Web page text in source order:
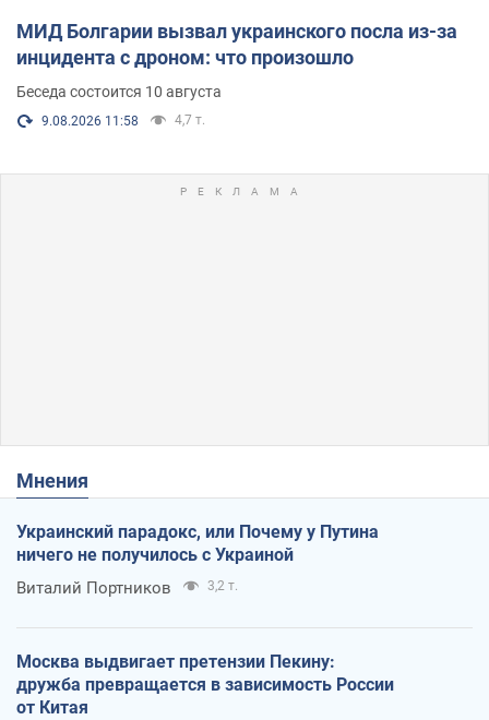
МИД Болгарии вызвал украинского посла из-за
инцидента с дроном: что произошло
Беседа состоится 10 августа
9.08.2026 11:58 4,7 т.
Мнения
Украинский парадокс, или Почему у Путина
ничего не получилось с Украиной
Виталий Портников 3,2 т.
Москва выдвигает претензии Пекину:
дружба превращается в зависимость России
от Китая